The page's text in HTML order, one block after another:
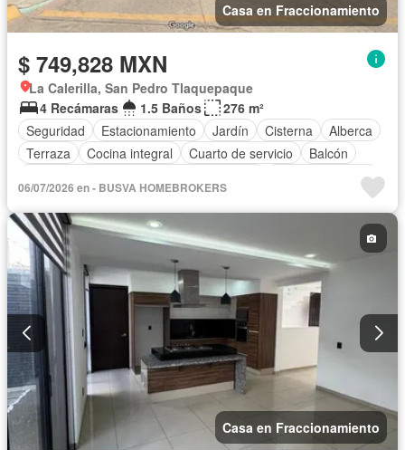
Casa en Fraccionamiento
$ 749,828 MXN
La Calerilla, San Pedro Tlaquepaque
4 Recámaras
1.5 Baños
276 m²
Seguridad
Estacionamiento Jardín Cisterna
Alberca
Terraza
Cocina integral Cuarto de servicio
Balcón
Cocina equipada
Zona infantil
Sala polivalente
Internet
Aire acondicionado
Circuito cerrado de televisión
Electricidad
Azotea Agua
Cuarto de Limpieza
Televisión por cable
Gas natural Asador
Zonas verdes
Recámara con closet
Caseta de vigilancia Sin amueblar
06/07/2026 en - BUSVA HOMEBROKERS
Casa en Fraccionamiento